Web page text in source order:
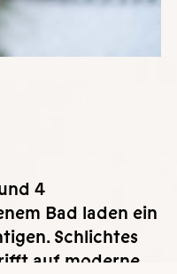
4
Bad laden ein
Schlichtes
auf moderne